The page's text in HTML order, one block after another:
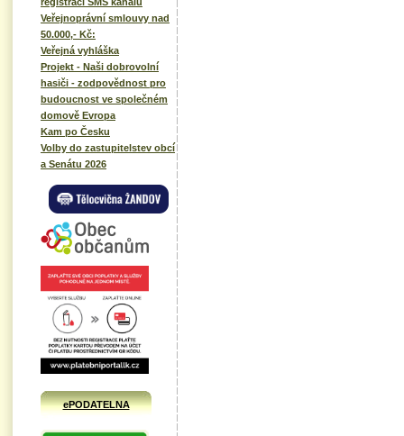
Veřejnoprávní smlouvy nad
50.000,- Kč:
Veřejná vyhláška
Projekt - Naši dobrovolní
hasiči - zodpovědnost pro
budoucnost ve společném
domově Evropa
Kam po Česku
Volby do zastupitelstev obcí
a Senátu 2026
ePODATELNA